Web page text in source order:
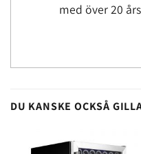
med över 20
DU KANSKE OCKSÅ